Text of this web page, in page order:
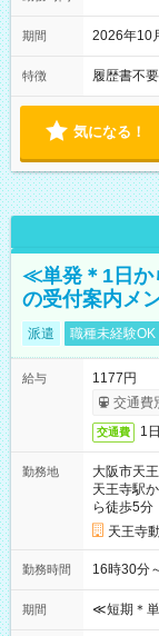
期間 2026年10
特徴 履歴書不要
気になる！
≪単発＊1日か
の受付案内メ
派遣 職種未経験OK
給与
1177円
交通費
交通費 1
勤務地
大阪市天
天王寺駅
ら徒歩5分
天王寺
勤務時間 16時30分
期間 ≪短期＊